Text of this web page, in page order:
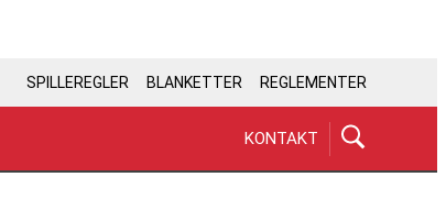
SPILLEREGLER BLANKETTER REGLEMENTER
KONTAKT